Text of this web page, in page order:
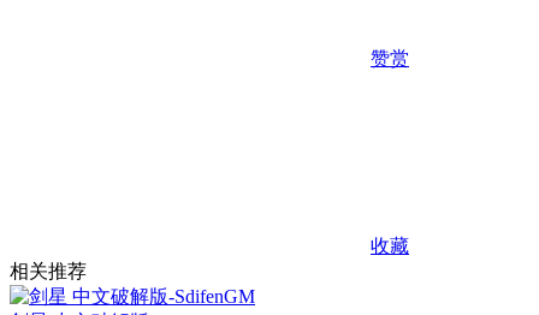
赞赏
收藏
相关推荐